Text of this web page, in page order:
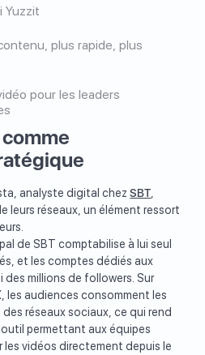
Yuzzit
plus rapide, plus
pour les leaders
analyste digital chezSBT,
leurs réseaux, un élément ressort
de SBT comptabilise à lui seul
et les comptes dédiés aux
millions de followers. Sur
les audiences consomment les
réseaux sociaux, ce qui rend
permettant aux équipes
les vidéos directement depuis le